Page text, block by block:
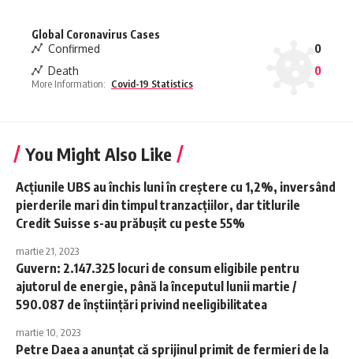
Global Coronavirus Cases
Confirmed
0
Death
0
More Information: Covid-19 Statistics
You Might Also Like
Acţiunile UBS au închis luni în creştere cu 1,2%, inversând
pierderile mari din timpul tranzacţiilor, dar titlurile
Credit Suisse s-au prăbuşit cu peste 55%
martie 21, 2023
Guvern: 2.147.325 locuri de consum eligibile pentru
ajutorul de energie, până la începutul lunii martie /
590.087 de înştiinţări privind neeligibilitatea
martie 10, 2023
Petre Daea a anunţat că sprijinul primit de fermieri de la